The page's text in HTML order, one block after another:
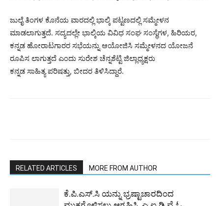
ಜುಲೈ ತಿಂಗಳ ಕೊನೆಯ ವಾರದಲ್ಲಿ ಭಾಲ್ಕಿ ಪಟ್ಟಣದಲ್ಲಿ ಸಮ್ಮೇಳನ
ಮಾಡಲಾಗುತ್ತದೆ. ಸದ್ಯದಲ್ಲೇ ಭಾಲ್ಕಿಯ ವಿವಿಧ ಸಂಘ ಸಂಸ್ಥೆಗಳ, ಹಿರಿಯರ,
ಕನ್ನಡ ಹೋರಾಟಗಾರರ ಸಭೆಯನ್ನು ಆಯೋಜಿಸಿ ಸಮ್ಮೇಳನದ ಯೋಜನೆ
ರೂಪಿಸ ಲಾಗುತ್ತದೆ ಎಂದು ಸುರೇಶ ಚೆನ್ನಶೆಟ್ಟಿ ಜಿಲ್ಲಾಧ್ಯಕ್ಷರು
ಕನ್ನಡ ಸಾಹಿತ್ಯ ಪರಿಷತ್ತು, ಬೀದರ ತಿಳಿಸಿದ್ದಾರೆ.
RELATED ARTICLES MORE FROM AUTHOR
ಕೆ.ಪಿ.ಎಸ್.ಸಿ ಯನ್ನು ಭ್ರಷ್ಟಾಚಾರದಿಂದ